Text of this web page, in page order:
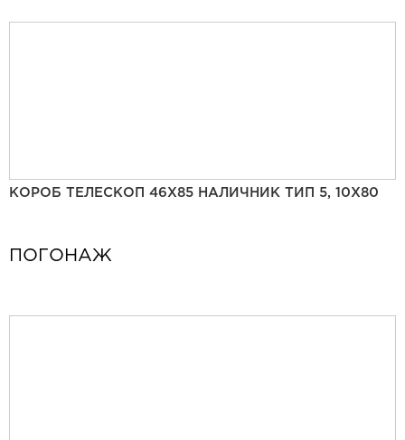
КОРОБ ТЕЛЕСКОП 46Х85 НАЛИЧНИК ТИП 5, 10Х80
ПОГОНАЖ